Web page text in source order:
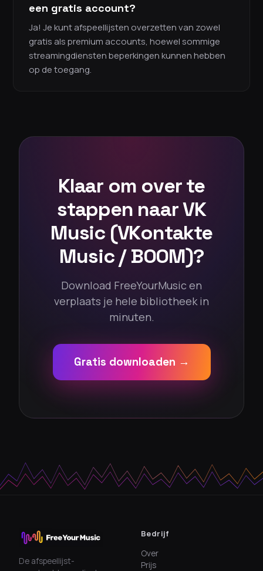
een gratis account?
Ja! Je kunt afspeellijsten overzetten van zowel
gratis als premium accounts, hoewel sommige
streamingdiensten beperkingen kunnen hebben
op de toegang.
Klaar om over te
stappen naar VK
Music (VKontakte
Music / BOOM)?
Download FreeYourMusic en
verplaats je hele bibliotheek in
minuten.
Gratis downloaden →
De afspeellijst-
Bedrijf
Over
Prijs